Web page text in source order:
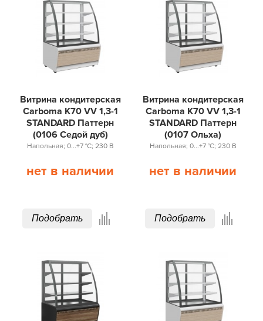
Витрина кондитерская
Carboma K70 VV 1,3-1
STANDARD Паттерн
(0106 Седой дуб)
Напольная; 0...+7 °С; 230 В
нет в наличии
Подобрать
Витрина кондитерская
Carboma K70 VV 1,3-1
STANDARD Паттерн
(0107 Ольха)
Напольная; 0...+7 °С; 230 В
нет в наличии
Подобрать